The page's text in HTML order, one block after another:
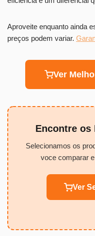
Aproveite enquanto ainda
preços podem variar.
Ver
Encontre os
Selecionamos os
voce comparar
Ver